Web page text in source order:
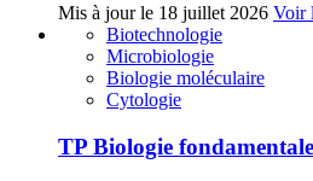
Mis à jour le 18 juillet 2026 Voir
Biotechnologie
Microbiologie
Biologie moléculaire
Cytologie
TP Biologie fondamentale